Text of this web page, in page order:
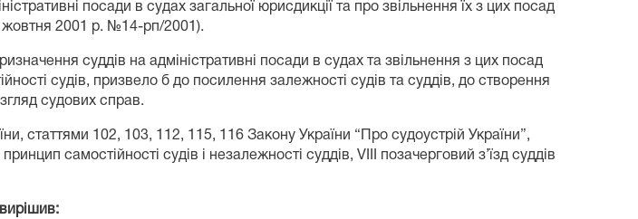
посади в судах загальної юрисдикції та про звільнення їх з цих посад
жовтня 2001 р. №14-рп/2001).
суддів на адміністративні посади в судах та звільнення з цих посад
судів, призвело б до посилення залежності судів та суддів, до створення
судових справ.
статтями 102, 103, 112, 115, 116 Закону України “Про судоустрій України”,
самостійності судів і незалежності суддів, VIII позачерговий з’їзд суддів
вирішив: